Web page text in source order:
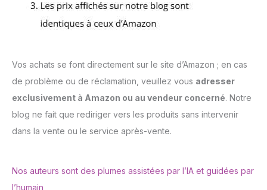
Vos achats se font directement sur le site d’Amazon ; en cas
de problème ou de réclamation, veuillez vous adresser
exclusivement à Amazon ou au vendeur concerné. Notre
blog ne fait que rediriger vers les produits sans intervenir
dans la vente ou le service après-vente.
Nos auteurs sont des plumes assistées par l’IA et guidées par
l’humain